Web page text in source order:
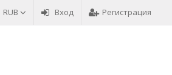
RUB Вход Регистрация